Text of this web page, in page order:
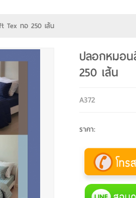
Tex ทอ 250 เส้น
ปลอกหมอ
250 เส้น
A372
ราคา: